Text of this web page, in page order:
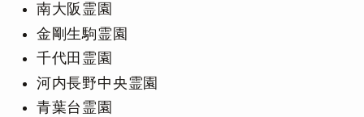
南大阪霊園
金剛生駒霊園
千代田霊園
河内長野中央霊園
青葉台霊園